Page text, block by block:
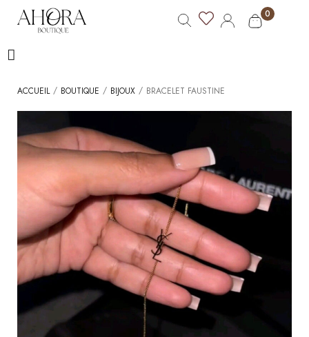
0
ACCUEIL / BOUTIQUE / BIJOUX / BRACELET FAUSTINE